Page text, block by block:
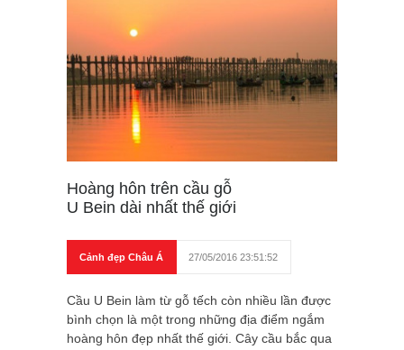
Hoàng hôn trên cầu gỗ
U Bein dài nhất thế giới
Cảnh đẹp Châu Á 27/05/2016 23:51:52
Cầu U Bein làm từ gỗ tếch còn nhiều lần được
bình chọn là một trong những địa điểm ngắm
hoàng hôn đẹp nhất thế giới. Cây cầu bắc qua